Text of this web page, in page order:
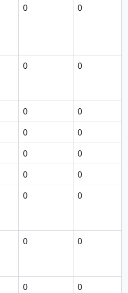
0 0
0 0
0
0
0
0
0
0
0
0
0 0
0 0
0 0